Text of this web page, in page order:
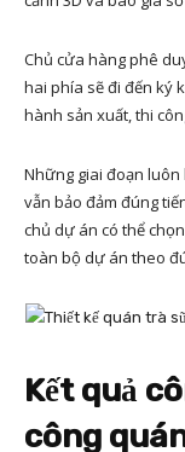
Chủ cửa hàng phê
hai phía sẽ đi đến ký
hành sản xuất, thi
Những giai đoạn
vẫn bảo đảm đúng
chủ dự án có thể
toàn bộ dự án theo
Kết quả
công